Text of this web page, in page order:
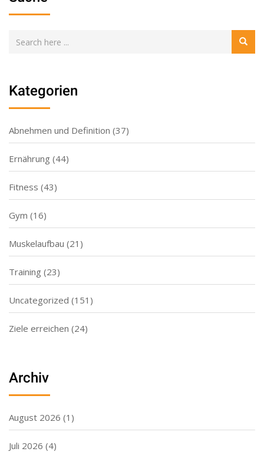
Kategorien
Abnehmen und Definition (37)
Ernährung (44)
Fitness (43)
Gym (16)
Muskelaufbau (21)
Training (23)
Uncategorized (151)
Ziele erreichen (24)
Archiv
August 2026 (1)
Juli 2026 (4)